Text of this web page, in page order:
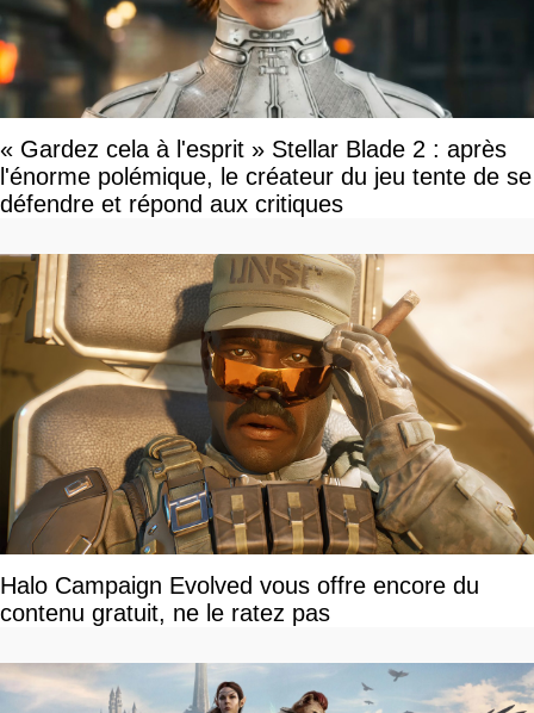
« Gardez cela à l'esprit » Stellar Blade 2 : après
l'énorme polémique, le créateur du jeu tente de se
défendre et répond aux critiques
Halo Campaign Evolved vous offre encore du
contenu gratuit, ne le ratez pas